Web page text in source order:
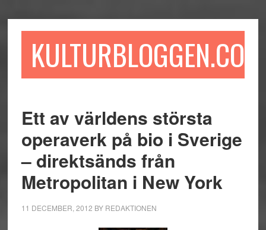
till
till
sidofältet
till
KULTURBLOGGEN.COM
Ett av världens största
operaverk på bio i Sverige
– direktsänds från
Metropolitan i New York
11 DECEMBER, 2012 BY REDAKTIONEN